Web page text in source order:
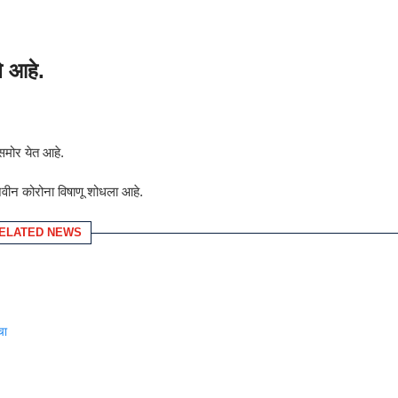
आहे.
येत आहे.
कोरोना विषाणू शोधला आहे.
NEWS